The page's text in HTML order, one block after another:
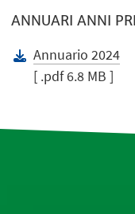
ANNUARI ANNI
Annuario 2024
[ .pdf 6.8 MB ]